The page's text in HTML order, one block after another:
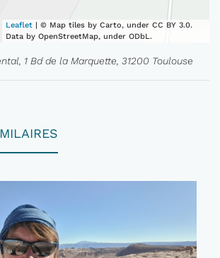
Leaflet | © Map tiles by Carto, under CC BY 3.0.
Data by OpenStreetMap, under ODbL.
1 Bd de la Marquette, 31200 Toulouse